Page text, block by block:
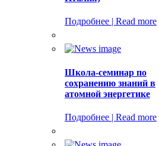
Подробнее | Read more
Школа-семинар по
сохранению знаний в
атомной энергетике
Подробнее | Read more